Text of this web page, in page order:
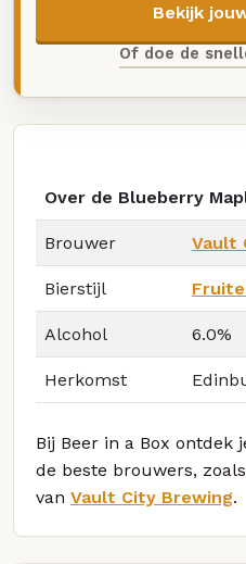
Bekijk
Of doe de
Over de Blueberry
Brouwer Vault
Bierstijl
Alcohol 6.0%
Herkomst
Bij Beer in a Box ontdek
de beste brouwers,
van Vault City Brewing.